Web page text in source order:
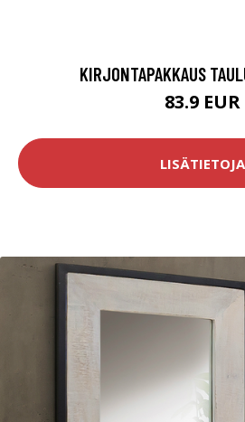
KIRJONTAPAKKAUS
83.9 EUR
LISÄTIETOJA